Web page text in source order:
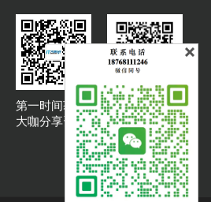
第一时间获取
大咖分享资讯
大咖说吐槽客服